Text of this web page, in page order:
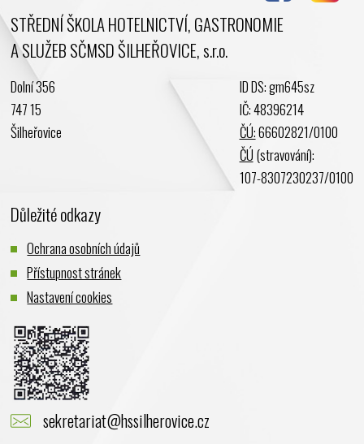
Duben 2024
Březen 2024
Leden 2024
Listopad 2023
Srpen 2023
Červen 2023
Květen 2023
Duben 2023
Březen 2023
Únor 2023
Leden 2023
Prosinec 2022
Listopad 2022
STŘEDNÍ ŠKOLA HOTELNICTVÍ, GASTRONOMIE
A SLUŽEB SČMSD ŠILHEŘOVICE, s.r.o.
Dolní 356
747 15
Šilheřovice
ID DS: gm645sz
IČ: 48396214
ČÚ:66602821/0100
ČÚ (stravování):
107-8307230237/0100
Důležité odkazy
Ochrana osobních údajů
Přístupnost stránek
Nastavení cookies
sekretariat@hssilherovice.cz